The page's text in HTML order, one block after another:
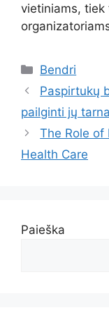
vietiniams, tiek
Kategorijos
Bendri
Paspirtukų
pailginti jų
The Role
Health Care
Paieška